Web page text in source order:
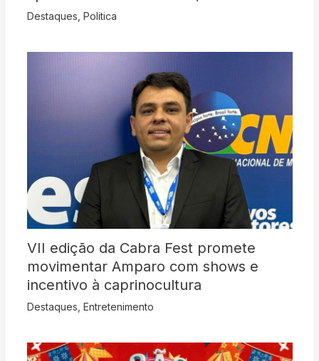
Destaques Politica
VII edição da Cabra Fest promete
movimentar Amparo com shows e
incentivo à caprinocultura
Destaques Entretenimento